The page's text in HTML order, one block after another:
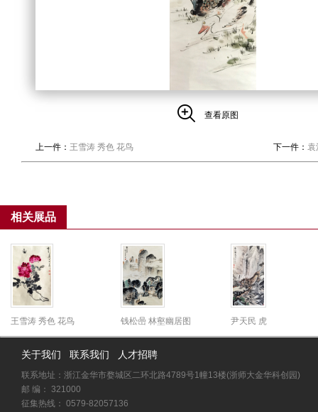
查看原图
上一件： 王雪涛 秀色 花鸟 下一件： 袁
相关展品
王雪涛 秀色 花鸟 钱松喦 林壑幽居图 尹天民 虎
关于我们 联系我们 人才招聘
联系地址：浙江金华市婺城区二环北路4789号1幢13楼(浙师大金华科创园)
邮 编： 321000
征集热线： 0579-82057136